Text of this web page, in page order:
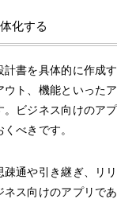
化する
書を具体的に作成
ウト、機能といった
ビジネス向けのア
べきです。
疎通や引き継ぎ、リ
ネス向けのアプリで